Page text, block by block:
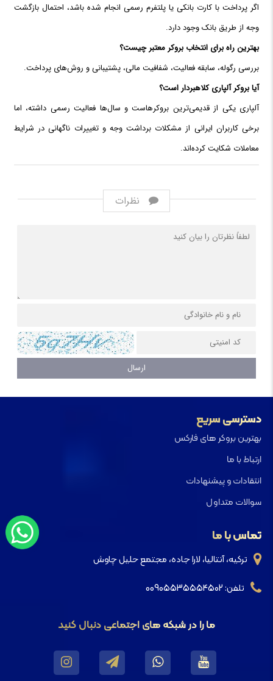
اگر پرداخت با کارت بانکی یا پلتفرم رسمی انجام شده باشد، احتمال بازگشت
وجه از طریق بانک وجود دارد.
بهترین راه برای انتخاب بروکر معتبر چیست؟
بررسی رگوله، سابقه فعالیت، شفافیت مالی، پشتیبانی و روش‌های پرداخت.
آیا بروکر آلپاری کلاهبردار است؟
آلپاری یکی از قدیمی‌ترین بروکرهاست و سال‌ها فعالیت رسمی داشته، اما
برخی کاربران ایرانی از مشکلات برداشت وجه و تغییرات ناگهانی در شرایط
معاملات شکایت کرده‌اند.
نظرات
دسترسی سریع
بهترین بروکر های فارکس
ارتباط با ما
انتقادات و پیشنهادات
سوالات متداول
تماس با ما
ترکیه، آنتالیا، لارا جاده، مجتمع حلیل چاوش
تلفن: 00905535554502
ما را در شبکه های اجتماعی دنبال کنید